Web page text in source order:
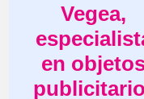
Vegea,
en